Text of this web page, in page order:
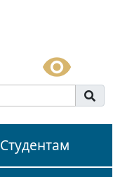
Студентам